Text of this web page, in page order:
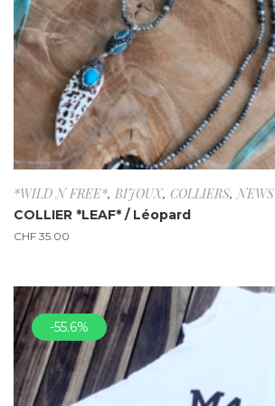
*WILD N FREE*, BIJOUX, COLLIERS,NEWS
COLLIER *LEAF* / Léopard
CHF 35.00
-55.6%